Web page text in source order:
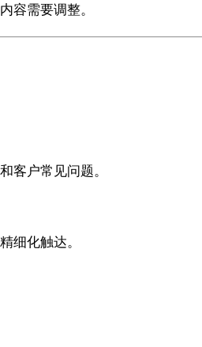
容需要调整。
客户常见问题。
细化触达。